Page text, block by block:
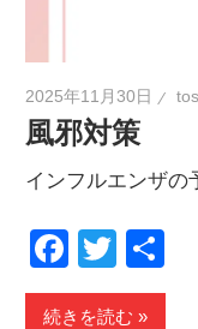
2025年11月30日
風邪対策
インフルエンザの
有
続きを読む